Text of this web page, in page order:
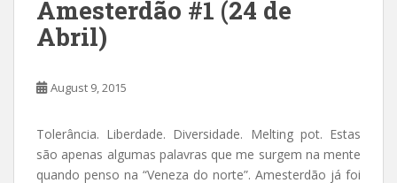
Amesterdão #1 (24 de
Abril)
August 9, 2015
Tolerância. Liberdade. Diversidade. Melting pot. Estas
são apenas algumas palavras que me surgem na mente
quando penso na “Veneza do norte”. Amesterdão já foi